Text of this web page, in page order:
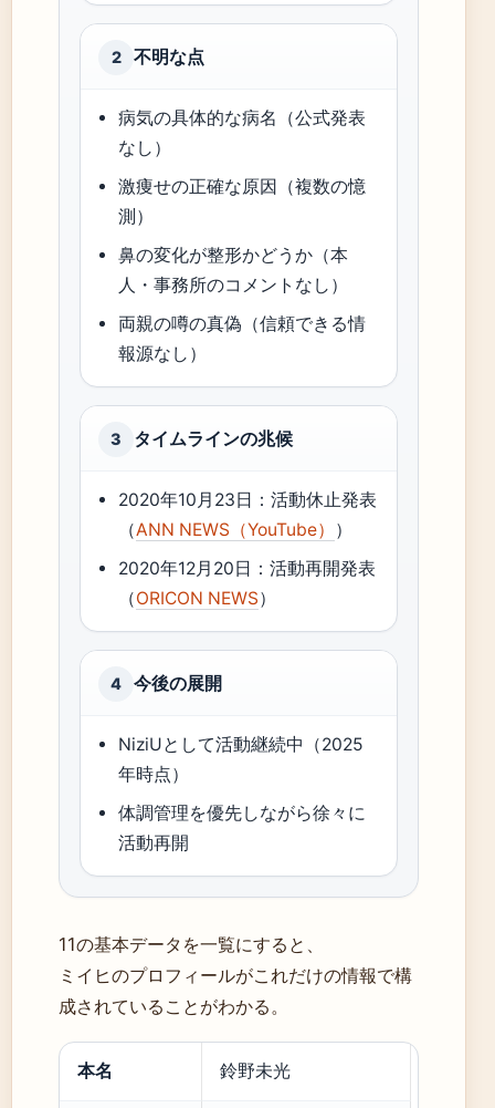
2 不明な点
病気の具体的な病名（公式発表
なし）
激痩せの正確な原因（複数の憶
測）
鼻の変化が整形かどうか（本
人・事務所のコメントなし）
両親の噂の真偽（信頼できる情
報源なし）
3 タイムラインの兆候
2020年10月23日：活動休止発表
（ANN NEWS（YouTube） ）
2020年12月20日：活動再開発表
（ORICON NEWS）
4 今後の展開
NiziUとして活動継続中（2025
年時点）
体調管理を優先しながら徐々に
活動再開
11の基本データを一覧にすると、
ミイヒのプロフィールがこれだけの情報で構
成されていることがわかる。
本名 鈴野未光